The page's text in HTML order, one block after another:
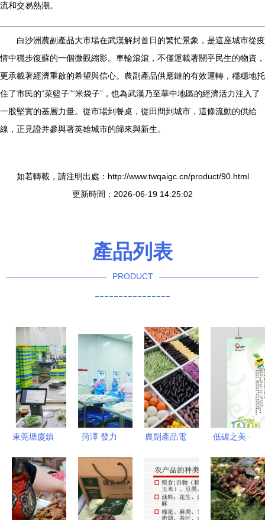
流和交易熱潮。
白沙洲農副產品大市場在武漢解封首日的繁忙景象，是這座城市從疫
情中穩步復蘇的一個微觀縮影。車輪滾滾，不僅運載著關乎民生的物資，
更承載著經濟重啟的希望與信心。農副產品供應鏈的有效運轉，穩穩地托
住了市民的“菜籃子”“米袋子”，也為武漢乃至華中地區的經濟活力注入了
一股堅實的基層力量。從市場到餐桌，從田間到城市，這條流動的供給
線，正見證并參與著英雄城市的歸來與新生。
如若轉載，請注明出處：http://www.twqaigc.cn/product/90.html
更新時間：2026-06-19 14:25:02
產品列表
PRODUCT
----------------
東莞塘廈鎮
堂生鮮蔬菜
配送與農副
產品服務指
菏澤 發力
統產業新賽
道”，博
取“小舌尖
農副產品電
指南 從商
業模式到落
地策略
低碳之美 ·